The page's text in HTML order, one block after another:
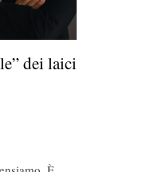
dei laici